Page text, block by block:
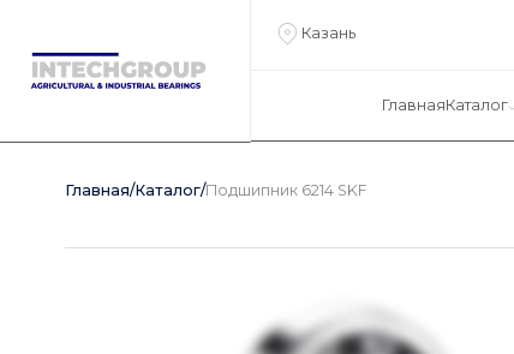
Казань
ГлавнаяКаталог
Главная/Каталог/Подшипник 6214 SKF